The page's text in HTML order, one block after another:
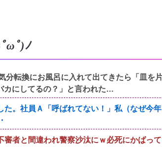
ωﾟ)ﾉ
分転換にお風呂に入れて出てきたら「皿を
カにしてるの？」と言われた…
た。社員Ａ「呼ばれてない！」私（なぜ今
者と間違われ警察沙汰にｗ必死にかばっ